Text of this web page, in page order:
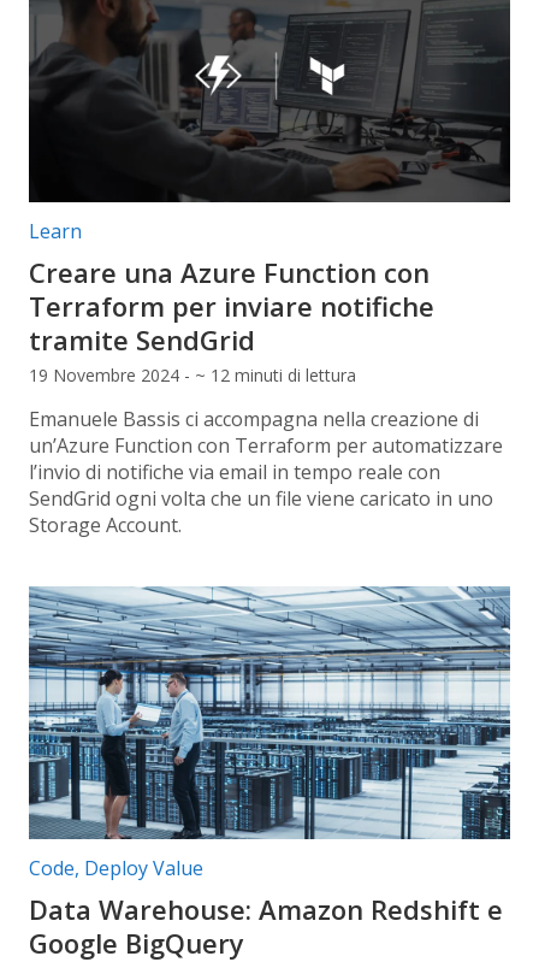
Categorie articolo:
Learn
Creare una Azure Function con
Terraform per inviare notifiche
tramite SendGrid
19 Novembre 2024 - ~ 12 minuti di lettura
Emanuele Bassis ci accompagna nella creazione di
un’Azure Function con Terraform per automatizzare
l’invio di notifiche via email in tempo reale con
SendGrid ogni volta che un file viene caricato in uno
Storage Account.
Categorie articolo:
Code, Deploy Value
Data Warehouse: Amazon Redshift e
Google BigQuery